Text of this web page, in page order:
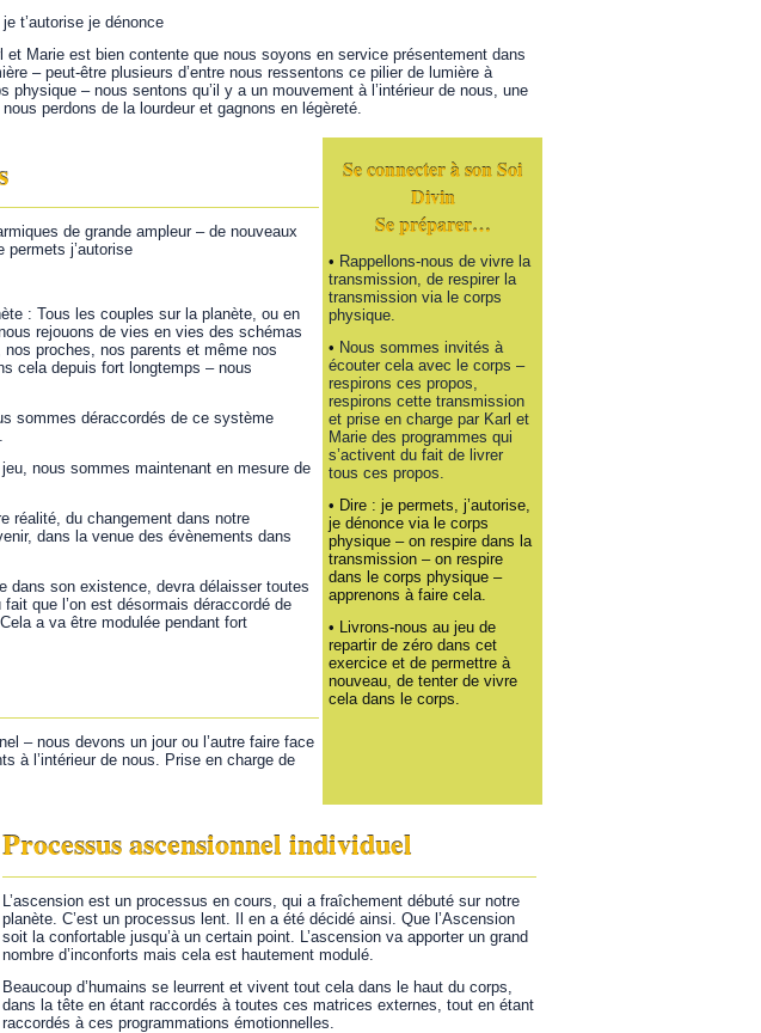
t’autorise je dénonce
et Marie est bien contente que nous soyons en service présentement dans
– peut-être plusieurs d’entre nous ressentons ce pilier de lumière à
physique – nous sentons qu’il y a un mouvement à l’intérieur de nous, une
perdons de la lourdeur et gagnons en légèreté.
de grande ampleur – de nouveaux
j’autorise
: Tous les couples sur la planète, ou en
rejouons de vies en vies des schémas
proches, nos parents et même nos
cela depuis fort longtemps – nous
sommes déraccordés de ce système
nous sommes maintenant en mesure de
réalité, du changement dans notre
dans la venue des évènements dans
dans son existence, devra délaisser toutes
que l’on est désormais déraccordé de
a va être modulée pendant fort
– nous devons un jour ou l’autre faire face
à l’intérieur de nous. Prise en charge de
Se connecter à son Soi
Divin
Se préparer…
• Rappellons-nous de vivre la
transmission, de respirer la
transmission via le corps
physique.
• Nous sommes invités à
écouter cela avec le corps –
respirons ces propos,
respirons cette transmission
et prise en charge par Karl et
Marie des programmes qui
s’activent du fait de livrer
tous ces propos.
• Dire : je permets, j’autorise,
je dénonce via le corps
physique – on respire dans la
transmission – on respire
dans le corps physique –
apprenons à faire cela.
• Livrons-nous au jeu de
repartir de zéro dans cet
exercice et de permettre à
nouveau, de tenter de vivre
cela dans le corps.
Processus ascensionnel individuel
L’ascension est un processus en cours, qui a fraîchement débuté sur notre
planète. C’est un processus lent. Il en a été décidé ainsi. Que l’Ascension
soit la confortable jusqu’à un certain point. L’ascension va apporter un grand
nombre d’inconforts mais cela est hautement modulé.
Beaucoup d’humains se leurrent et vivent tout cela dans le haut du corps,
dans la tête en étant raccordés à toutes ces matrices externes, tout en étant
raccordés à ces programmations émotionnelles.